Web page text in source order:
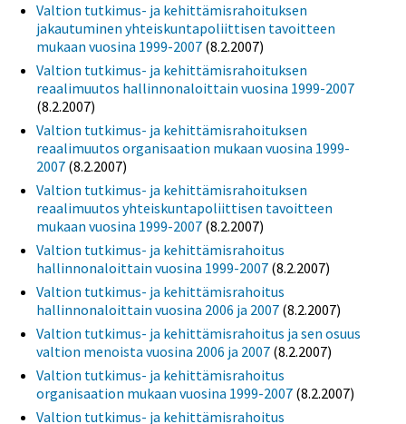
Valtion tutkimus- ja kehittämisrahoituksen
jakautuminen yhteiskuntapoliittisen tavoitteen
mukaan vuosina 1999-2007 (8.2.2007)
Valtion tutkimus- ja kehittämisrahoituksen
reaalimuutos hallinnonaloittain vuosina 1999-2007
(8.2.2007)
Valtion tutkimus- ja kehittämisrahoituksen
reaalimuutos organisaation mukaan vuosina 1999-
2007 (8.2.2007)
Valtion tutkimus- ja kehittämisrahoituksen
reaalimuutos yhteiskuntapoliittisen tavoitteen
mukaan vuosina 1999-2007 (8.2.2007)
Valtion tutkimus- ja kehittämisrahoitus
hallinnonaloittain vuosina 1999-2007 (8.2.2007)
Valtion tutkimus- ja kehittämisrahoitus
hallinnonaloittain vuosina 2006 ja 2007 (8.2.2007)
Valtion tutkimus- ja kehittämisrahoitus ja sen osuus
valtion menoista vuosina 2006 ja 2007 (8.2.2007)
Valtion tutkimus- ja kehittämisrahoitus
organisaation mukaan vuosina 1999-2007 (8.2.2007)
Valtion tutkimus- ja kehittämisrahoitus